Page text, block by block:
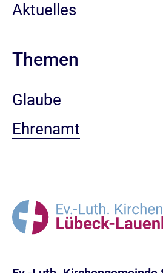
Aktuelles
Themen
Glaube
Ehrenamt